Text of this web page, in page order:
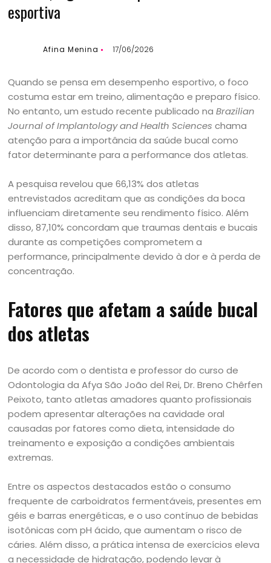
esportiva
Afina Menina 17/06/2026
Quando se pensa em desempenho esportivo, o foco
costuma estar em treino, alimentação e preparo físico.
No entanto, um estudo recente publicado naBrazilian
Journal of Implantology and Health Sciences chama
atenção para a importância da saúde bucal como
fator determinante para a performance dos atletas.
A pesquisa revelou que 66,13% dos atletas
entrevistados acreditam que as condições da boca
influenciam diretamente seu rendimento físico. Além
disso, 87,10% concordam que traumas dentais e bucais
durante as competições comprometem a
performance, principalmente devido à dor e à perda de
concentração.
Fatores que afetam a saúde bucal
dos atletas
De acordo com o dentista e professor do curso de
Odontologia da Afya São João del Rei, Dr. Breno Chêrfen
Peixoto, tanto atletas amadores quanto profissionais
podem apresentar alterações na cavidade oral
causadas por fatores como dieta, intensidade do
treinamento e exposição a condições ambientais
extremas.
Entre os aspectos destacados estão o consumo
frequente de carboidratos fermentáveis, presentes em
géis e barras energéticas, e o uso contínuo de bebidas
isotônicas com pH ácido, que aumentam o risco de
cáries. Além disso, a prática intensa de exercícios eleva
a necessidade de hidratação, podendo levar à